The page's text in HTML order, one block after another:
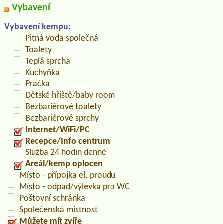
Vybavení
Vybavení kempu:
Pitná voda společná
Toalety
Teplá sprcha
Kuchyňka
Pračka
Dětské hřiště/baby room
Bezbariérové toalety
Bezbariérové sprchy
Internet/WiFi/PC
Recepce/Info centrum
Služba 24 hodin denně
Areál/kemp oplocen
Místo - přípojka el. proudu
Místo - odpad/výlevka pro WC
Poštovní schránka
Společenská místnost
Můžete mít zvíře